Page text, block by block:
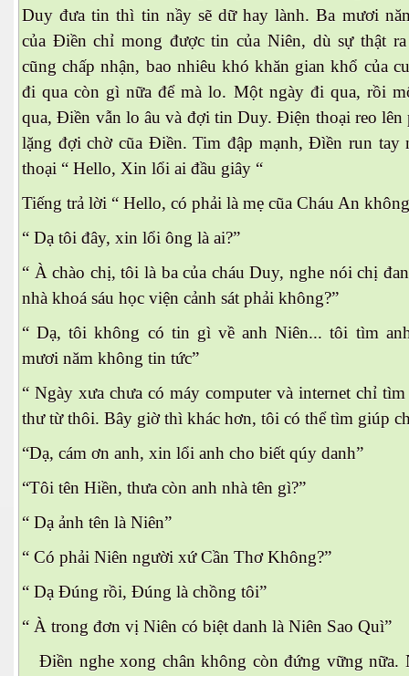
Duy đưa tin thì tin nầy sẽ dữ hay lành. Ba mươi
của Điền chỉ mong được tin của Niên, dù sự thật
cũng chấp nhận, bao nhiêu khó khăn gian khổ của
đi qua còn gì nữa để mà lo. Một ngày đi qua, rồi
qua, Điền vẫn lo âu và đợi tin Duy. Điện thoại reo lên
lặng đợi chờ cũa Điền. Tim đập mạnh, Đìền run tay
thoại “ Hello, Xin lổi ai đầu giây “
Tiếng trả lời “ Hello, có phải là mẹ cũa Cháu An
“ Dạ tôi đây, xin lổi ông là ai?”
“ À chào chị, tôi là ba của cháu Duy, nghe nói chị
nhà khoá sáu học viện cảnh sát phải không?”
“ Dạ, tôi không có tin gì về anh Niên... tôi tìm
mươi năm không tin tức”
“ Ngày xưa chưa có máy computer và internet chỉ
thư từ thôi. Bây giờ thì khác hơn, tôi có thể tìm giúp
“Dạ, cám ơn anh, xin lổi anh cho biết qúy danh”
“Tôi tên Hiền, thưa còn anh nhà tên gì?”
“ Dạ ảnh tên là Niên”
“ Có phải Niên người xứ Cần Thơ Không?”
“ Dạ Đúng rồi, Đúng là chồng tôi”
“ À trong đơn vị Niên có biệt danh là Niên Sao Quì”
Điền nghe xong chân không còn đứng vững nữa.